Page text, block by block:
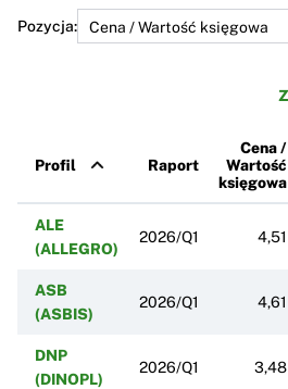
Pozycja:
Profil Raport
Cena /
Wartość
księgowa
ALE
(ALLEGRO)
2026/Q1 4,51
ASB
(ASBIS)
2026/Q1 4,61
DNP
(DINOPL)
2026/Q1 3,48